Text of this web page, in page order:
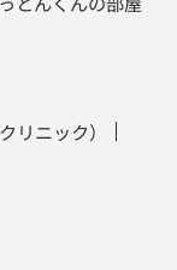
リニック）